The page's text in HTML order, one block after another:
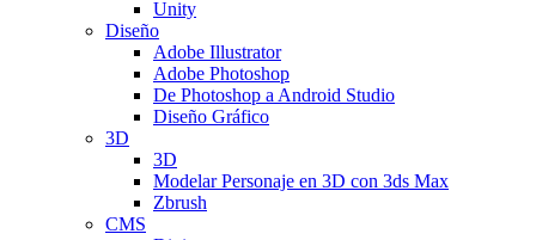
Unity
Diseño
Adobe Illustrator
Adobe Photoshop
De Photoshop a Android Studio
Diseño Gráfico
3D
3D
Modelar Personaje en 3D con 3ds Max
Zbrush
CMS